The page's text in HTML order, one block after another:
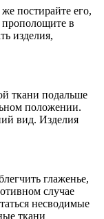
постирайте его,
в
изделия,
ткани подальше
положении.
вид. Изделия
глаженье,
случае
несводимые
ткани